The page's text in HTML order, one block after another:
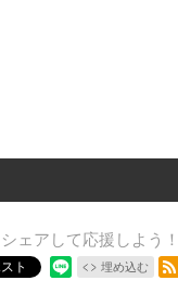
シェアして応援しよう！
ト 埋め込む